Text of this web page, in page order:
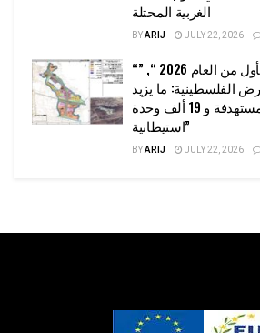
الغربية المحتلة
BYARIJ JULY 22, 2026
“حتى النصف الأول من العام 2026 “, ”
الفلسطينية: ما يزيد
عن 22 ألف دونم مستهدفة و 19 ألف وحدة
استيطانية”
BYARIJ JULY 22, 2026